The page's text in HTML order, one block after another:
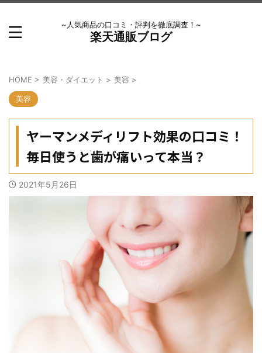
~人気商品の口コミ・評判を徹底調査！~
楽天通販ブログ
HOME > 美容・ダイエット > 美容 >
美容
ヤーマンメディリフト効果の口コミ！
毎日使うと歯が痛いって本当？
2021年5月26日